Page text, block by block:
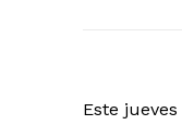
Este